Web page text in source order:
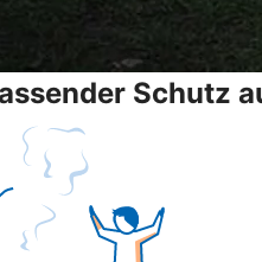
Schutz